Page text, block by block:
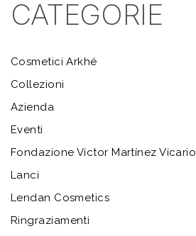
CATEGORIE
Cosmetici Arkhé
Collezioni
Azienda
Eventi
Fondazione Víctor Martínez Vicario
Lanci
Lendan Cosmetics
Ringraziamenti